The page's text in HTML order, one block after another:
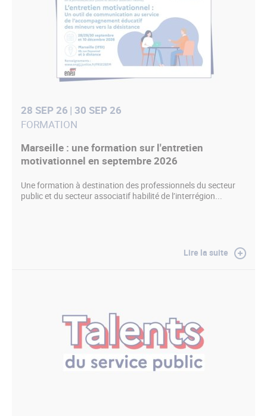
28 SEP 26 | 30 SEP 26
FORMATION
Marseille : une formation sur l'entretien
motivationnel en septembre 2026
Une formation à destination des professionnels du secteur
public et du secteur associatif habilité de l’interrégion...
Lire la suite